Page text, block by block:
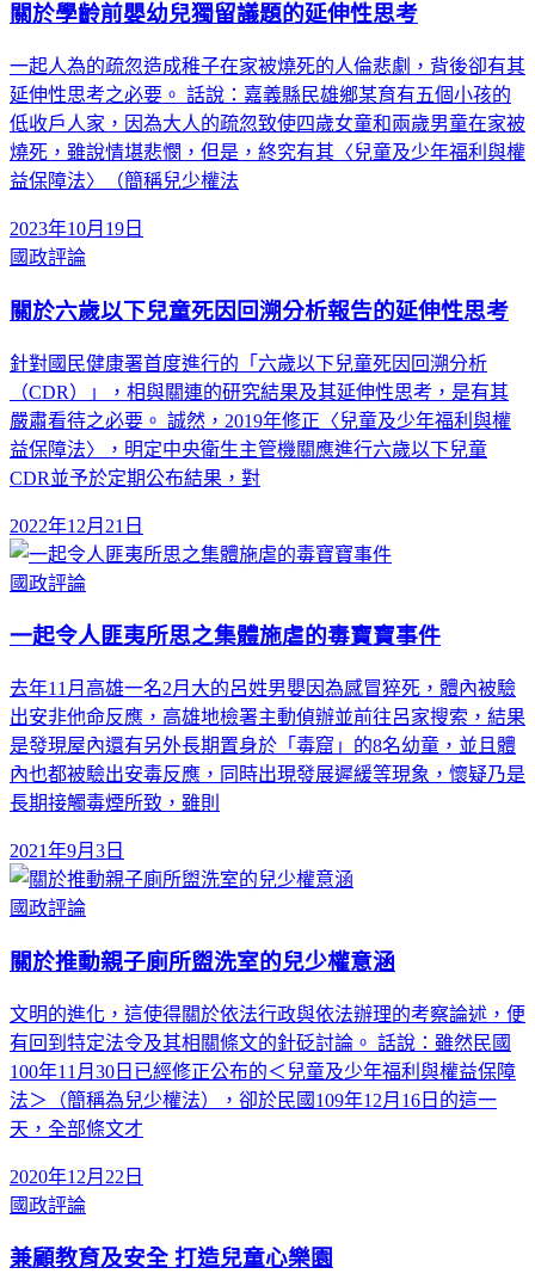
關於學齡前嬰幼兒獨留議題的延伸性思考
一起人為的疏忽造成稚子在家被燒死的人倫悲劇，背後卻有其
延伸性思考之必要。 話說：嘉義縣民雄鄉某育有五個小孩的
低收戶人家，因為大人的疏忽致使四歲女童和兩歲男童在家被
燒死，雖說情堪悲憫，但是，終究有其〈兒童及少年福利與權
益保障法〉（簡稱兒少權法
2023年10月19日
國政評論
關於六歲以下兒童死因回溯分析報告的延伸性思考
針對國民健康署首度進行的「六歲以下兒童死因回溯分析
（CDR）」，相與關連的研究結果及其延伸性思考，是有其
嚴肅看待之必要。 誠然，2019年修正〈兒童及少年福利與權
益保障法〉，明定中央衛生主管機關應進行六歲以下兒童
CDR並予於定期公布結果，對
2022年12月21日
國政評論
一起令人匪夷所思之集體施虐的毒寶寶事件
去年11月高雄一名2月大的呂姓男嬰因為感冒猝死，體內被驗
出安非他命反應，高雄地檢署主動偵辦並前往呂家搜索，結果
是發現屋內還有另外長期置身於「毒窟」的8名幼童，並且體
內也都被驗出安毒反應，同時出現發展遲緩等現象，懷疑乃是
長期接觸毒煙所致，雖則
2021年9月3日
國政評論
關於推動親子廁所盥洗室的兒少權意涵
文明的進化，這使得關於依法行政與依法辦理的考察論述，便
有回到特定法令及其相關條文的針砭討論。 話說：雖然民國
100年11月30日已經修正公布的＜兒童及少年福利與權益保障
法＞（簡稱為兒少權法），卻於民國109年12月16日的這一
天，全部條文才
2020年12月22日
國政評論
兼顧教育及安全 打造兒童心樂園